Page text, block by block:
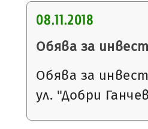
08.11.2018
Обява за
Обява за
ул. "Добри